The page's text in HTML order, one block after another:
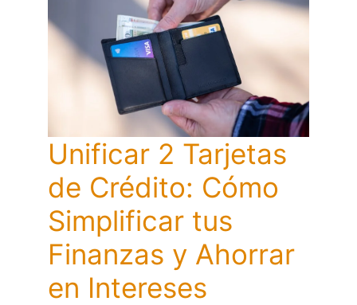
Unificar 2 Tarjetas
de Crédito: Cómo
Simplificar tus
Finanzas y Ahorrar
en Intereses